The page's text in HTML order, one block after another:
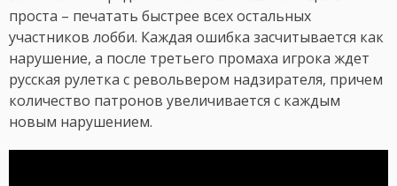
проста – печатать быстрее всех остальных
участников лобби. Каждая ошибка засчитывается как
нарушение, а после третьего промаха игрока ждет
русская рулетка с револьвером надзирателя, причем
количество патронов увеличивается с каждым
новым нарушением.